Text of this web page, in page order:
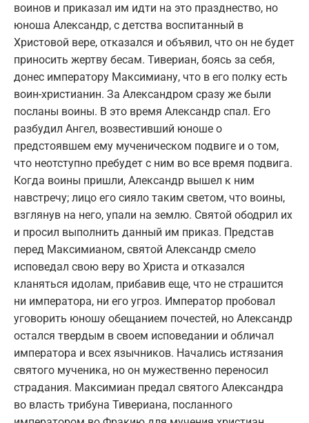
воинов и приказал им идти на это празднество, но
юноша Александр, с детства воспитанный в
Христовой вере, отказался и объявил, что он не будет
приносить жертву бесам. Тивериан, боясь за себя,
донес императору Максимиану, что в его полку есть
воин-христианин. За Александром сразу же были
посланы воины. В это время Александр спал. Его
разбудил Ангел, возвестивший юноше о
предстоявшем ему мученическом подвиге и о том,
что неотступно пребудет с ним во все время подвига.
Когда воины пришли, Александр вышел к ним
навстречу; лицо его сияло таким светом, что воины,
взглянув на него, упали на землю. Святой ободрил их
и просил выполнить данный им приказ. Представ
перед Максимианом, святой Александр смело
исповедал свою веру во Христа и отказался
кланяться идолам, прибавив еще, что не страшится
ни императора, ни его угроз. Император пробовал
уговорить юношу обещанием почестей, но Александр
остался твердым в своем исповедании и обличал
императора и всех язычников. Начались истязания
святого мученика, но он мужественно переносил
страдания. Максимиан предал святого Александра
во власть трибуна Тивериана, посланного